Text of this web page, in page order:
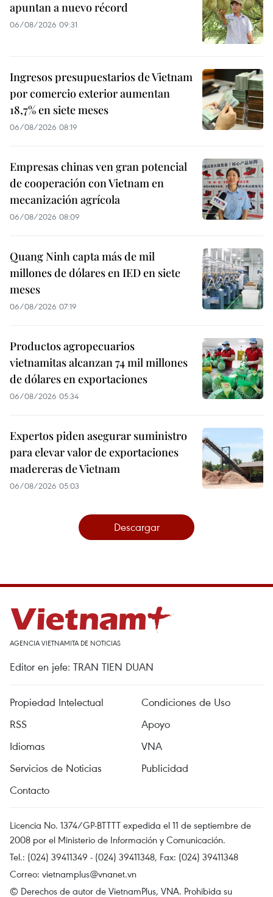
apuntan a nuevo récord
06/08/2026 09:31
Ingresos presupuestarios de Vietnam
por comercio exterior aumentan
18,7% en siete meses
06/08/2026 08:19
Empresas chinas ven gran potencial
de cooperación con Vietnam en
mecanización agrícola
06/08/2026 08:09
Quang Ninh capta más de mil
millones de dólares en IED en siete
meses
06/08/2026 07:19
Productos agropecuarios
vietnamitas alcanzan 74 mil millones
de dólares en exportaciones
06/08/2026 05:34
Expertos piden asegurar suministro
para elevar valor de exportaciones
madereras de Vietnam
06/08/2026 05:03
Descargar
AGENCIA VIETNAMITA DE NOTICIAS
Editor en jefe: TRAN TIEN DUAN
Propiedad Intelectual
Condiciones de Uso
RSS
Apoyo
Idiomas
VNA
Servicios de Noticias
Publicidad
Contacto
Licencia No. 1374/GP-BTTTT expedida el 11 de septiembre de
2008 por el Ministerio de Información y Comunicación.
Tel.: (024) 39411349 - (024) 39411348, Fax: (024) 39411348
Correo: vietnamplus@vnanet.vn
© Derechos de autor de VietnamPlus, VNA. Prohibida su